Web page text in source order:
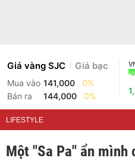
Giá vàng SJC Giá bạc
Mua vào 141,000
0%
Bán ra
144,000 0%
LIFESTYLE
Một "Sa Pa" ẩn mình